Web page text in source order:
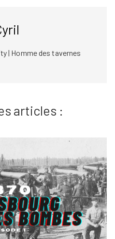
| Homme des tavernes
articles :